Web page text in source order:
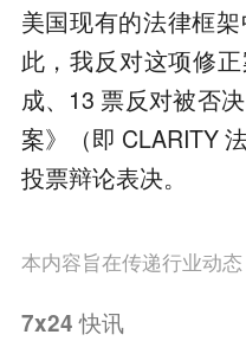
美国现有的法律框
此，我反对这项修
成、13 票反对被否
案》（即 CLARITY
投票辩论表决。
本内容旨在传递行业动
7x24快讯